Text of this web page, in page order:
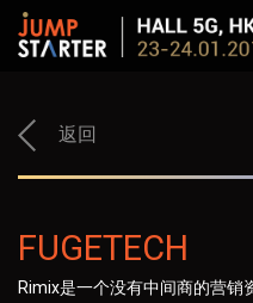
返回
FUGETECH
Rimix是一个没有中间商的营销